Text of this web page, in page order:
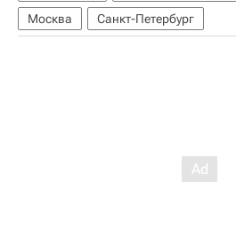
Москва
Санкт-Петербург